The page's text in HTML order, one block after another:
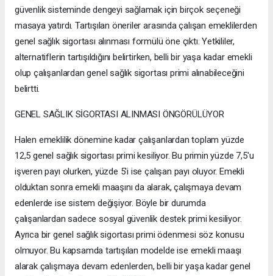
güvenlik sisteminde dengeyi sağlamak için birçok seçeneği
masaya yatırdı. Tartışılan öneriler arasında çalışan emeklilerden
genel sağlık sigortası alınması formülü öne çıktı. Yetkililer,
alternatiflerin tartışıldığını belirtirken, belli bir yaşa kadar emekli
olup çalışanlardan genel sağlık sigortası primi alınabileceğini
belirtti.
GENEL SAĞLIK SİGORTASI ALINMASI ÖNGÖRÜLÜYOR
Halen emeklilik dönemine kadar çalışanlardan toplam yüzde
12,5 genel sağlık sigortası primi kesiliyor. Bu primin yüzde 7,5'u
işveren payı olurken, yüzde 5'i ise çalışan payı oluyor. Emekli
olduktan sonra emekli maaşını da alarak, çalışmaya devam
edenlerde ise sistem değişiyor. Böyle bir durumda
çalışanlardan sadece sosyal güvenlik destek primi kesiliyor.
Ayrıca bir genel sağlık sigortası primi ödenmesi söz konusu
olmuyor. Bu kapsamda tartışılan modelde ise emekli maaşı
alarak çalışmaya devam edenlerden, belli bir yaşa kadar genel